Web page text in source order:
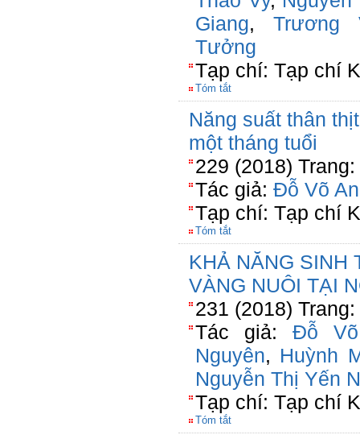
Giang, Trương
Tưởng
Tạp chí: Tạp chí
Tóm tắt
Năng suất thân
một tháng tuổi
229 (2018) Trang:
Tác giả: Đỗ Võ
Tạp chí: Tạp chí
Tóm tắt
KHẢ NĂNG SINH
VÀNG NUÔI TẠI
231 (2018) Trang:
Tác giả: Đỗ
Nguyên, Huỳnh
Nguyễn Thị Yến
Tạp chí: Tạp chí
Tóm tắt